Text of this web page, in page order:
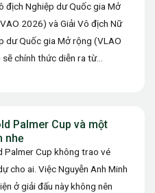
địch Nghiệp dư Quốc gia Mở
2026) và Giải Vô địch Nữ
dư Quốc gia Mở rộng (VLAO
chính thức diễn ra từ…
Palmer Cup và một
nhẹ
Palmer Cup không trao vé
cho ai. Việc Nguyễn Anh Minh
ở giải đấu này không nên